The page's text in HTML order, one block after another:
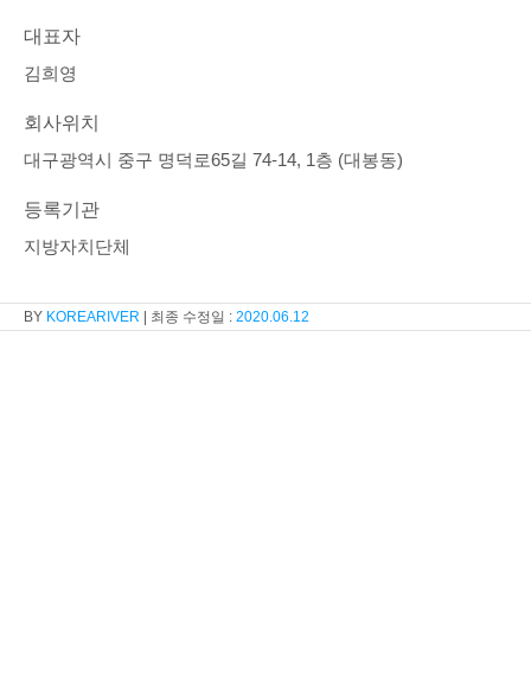
대표자
김희영
회사위치
대구광역시 중구 명덕로65길 74-14, 1층 (대봉동)
등록기관
지방자치단체
KOREARIVER 2020.06.12